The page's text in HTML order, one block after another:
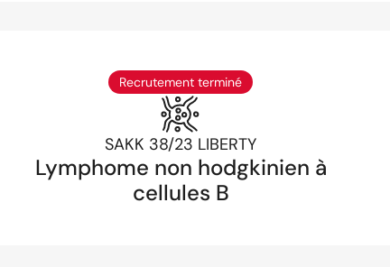
Recrutement terminé
SAKK 38/23 LIBERTY
Lymphome non hodgkinien à
cellules B